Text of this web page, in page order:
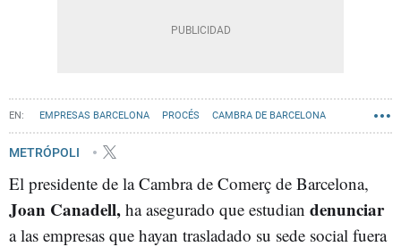
EMPRESAS BARCELONA PROCÉS CAMBRA DE BARCELONA
METRÓPOLI
El presidente de la Cambra de Comerç de Barcelona,
Joan Canadell, ha asegurado que estudian denunciar
a las empresas que hayan trasladado su sede social fuera